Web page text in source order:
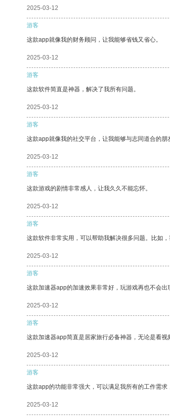
2025-03-12
游客
这款app就像我的财务顾问，让我能够省钱又省心。
2025-03-12
游客
这款软件简直是神器，解决了我所有问题。
2025-03-12
游客
这款app就像我的社交平台，让我能够与志同道合的朋
2025-03-12
游客
这款游戏的剧情非常感人，让我久久不能忘怀。
2025-03-12
游客
这款软件非常实用，可以帮助我解决很多问题。比如
2025-03-12
游客
这款加速器app的加速效果非常好，玩游戏再也不会
2025-03-12
游客
这款加速器app简直是居家旅行必备神器，无论是看
2025-03-12
游客
这款app的功能非常强大，可以满足我所有的工作需求
2025-03-12